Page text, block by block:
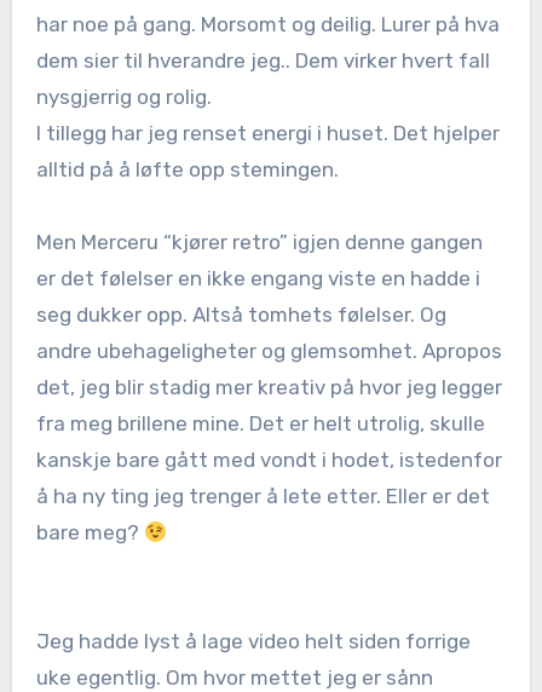
har noe på gang. Morsomt og deilig. Lurer på hva
dem sier til hverandre jeg.. Dem virker hvert fall
nysgjerrig og rolig.
I tillegg har jeg renset energi i huset. Det hjelper
alltid på å løfte opp stemingen.
Men Merceru “kjører retro” igjen denne gangen
er det følelser en ikke engang viste en hadde i
seg dukker opp. Altså tomhets følelser. Og
andre ubehageligheter og glemsomhet. Apropos
det, jeg blir stadig mer kreativ på hvor jeg legger
fra meg brillene mine. Det er helt utrolig, skulle
kanskje bare gått med vondt i hodet, istedenfor
å ha ny ting jeg trenger å lete etter. Eller er det
bare meg?
Jeg hadde lyst å lage video helt siden forrige
uke egentlig. Om hvor mettet jeg er sånn